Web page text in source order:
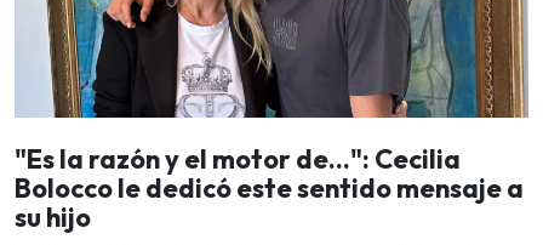
"Es la razón y el motor de...": Cecilia
Bolocco le dedicó este sentido mensaje a
su hijo